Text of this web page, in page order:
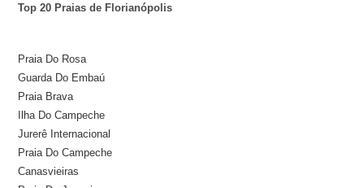
Top 20 Praias de Florianópolis
Praia Do Rosa
Guarda Do Embaú
Praia Brava
Ilha Do Campeche
Jurerê Internacional
Praia Do Campeche
Canasvieiras